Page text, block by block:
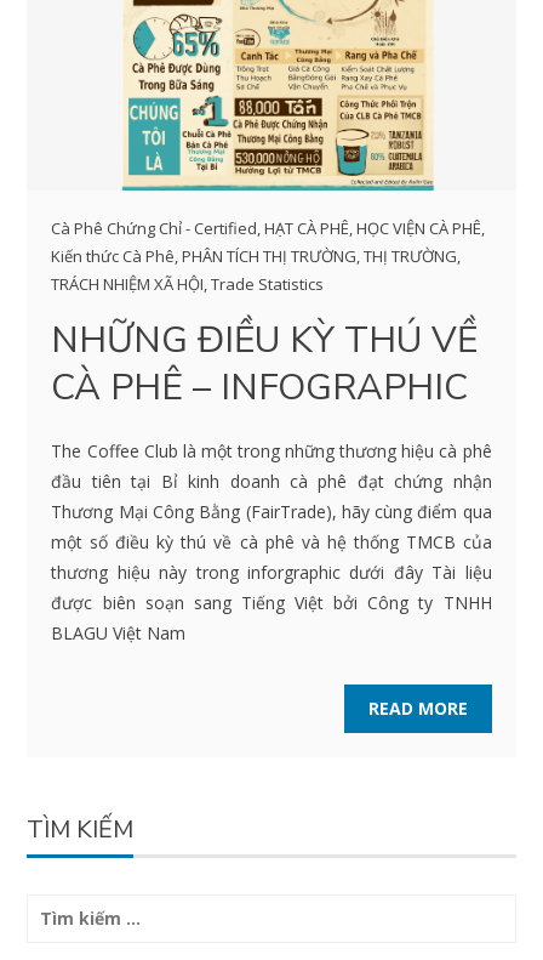
Cà Phê Chứng Chỉ - Certified ,HẠT CÀ PHÊ ,HỌC VIỆN CÀ PHÊ
Kiến thức Cà Phê ,PHÂN TÍCH THỊ TRƯỜNG ,THỊ TRƯỜNG
TRÁCH NHIỆM XÃ HỘI ,Trade Statistics
NHỮNG ĐIỀU KỲ THÚ VỀ
CÀ PHÊ – INFOGRAPHIC
The Coffee Club là một trong những thương hiệu cà phê
đầu tiên tại Bỉ kinh doanh cà phê đạt chứng nhận
Thương Mại Công Bằng (FairTrade), hãy cùng điểm qua
một số điều kỳ thú về cà phê và hệ thống TMCB của
thương hiệu này trong inforgraphic dưới đây Tài liệu
được biên soạn sang Tiếng Việt bởi Công ty TNHH
BLAGU Việt Nam
READ MORE
TÌM KIẾM
Tìm